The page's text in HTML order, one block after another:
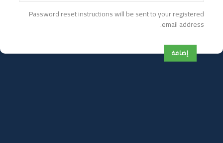
Password reset instructions will be sent to your registered
email address.